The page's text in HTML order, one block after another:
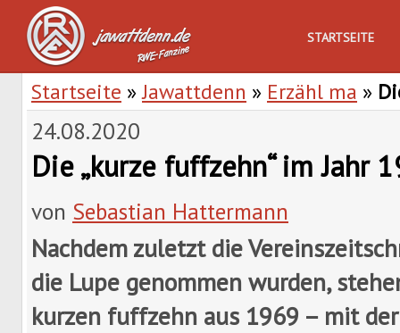
STARTSEITE
Startseite »Jawattdenn » Erzähl ma »
24.08.2020
Die „kurze fuffzehn“ im Jahr
von Sebastian Hattermann
Nachdem zuletzt die
die Lupe genommen wurden,
kurzen fuffzehn aus 1969 – mit